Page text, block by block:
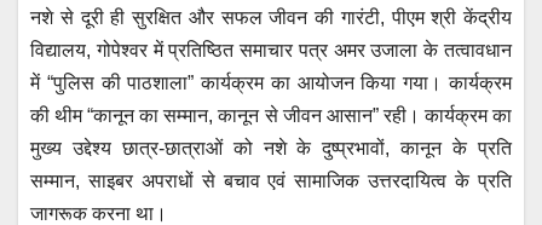
s
A
p
p
e
b
o
o
k
er
e
n
g
er
gr
a
m
नशे से दूरी ही सुरक्षित और सफल जीवन की गारंटी, पीएम श्री केंद्रीय
विद्यालय, गोपेश्वर में प्रतिष्ठित समाचार पत्र अमर उजाला के तत्वावधान
में “पुलिस की पाठशाला” कार्यक्रम का आयोजन किया गया। कार्यक्रम
की थीम “कानून का सम्मान, कानून से जीवन आसान” रही। कार्यक्रम का
मुख्य उद्देश्य छात्र-छात्राओं को नशे के दुष्प्रभावों, कानून के प्रति
सम्मान, साइबर अपराधों से बचाव एवं सामाजिक उत्तरदायित्व के प्रति
जागरूक करना था।